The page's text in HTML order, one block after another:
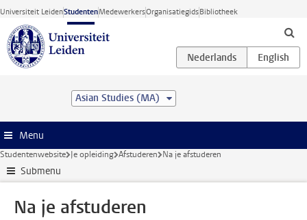
Ga direct naar de inhoud
Universiteit LeidenStudentenMedewerkersOrganisatiegidsBibliotheek
Asian Studies (MA)
Menu
Studentenwebsite Je opleiding Afstuderen Na je afstuderen
Submenu
Na je afstuderen